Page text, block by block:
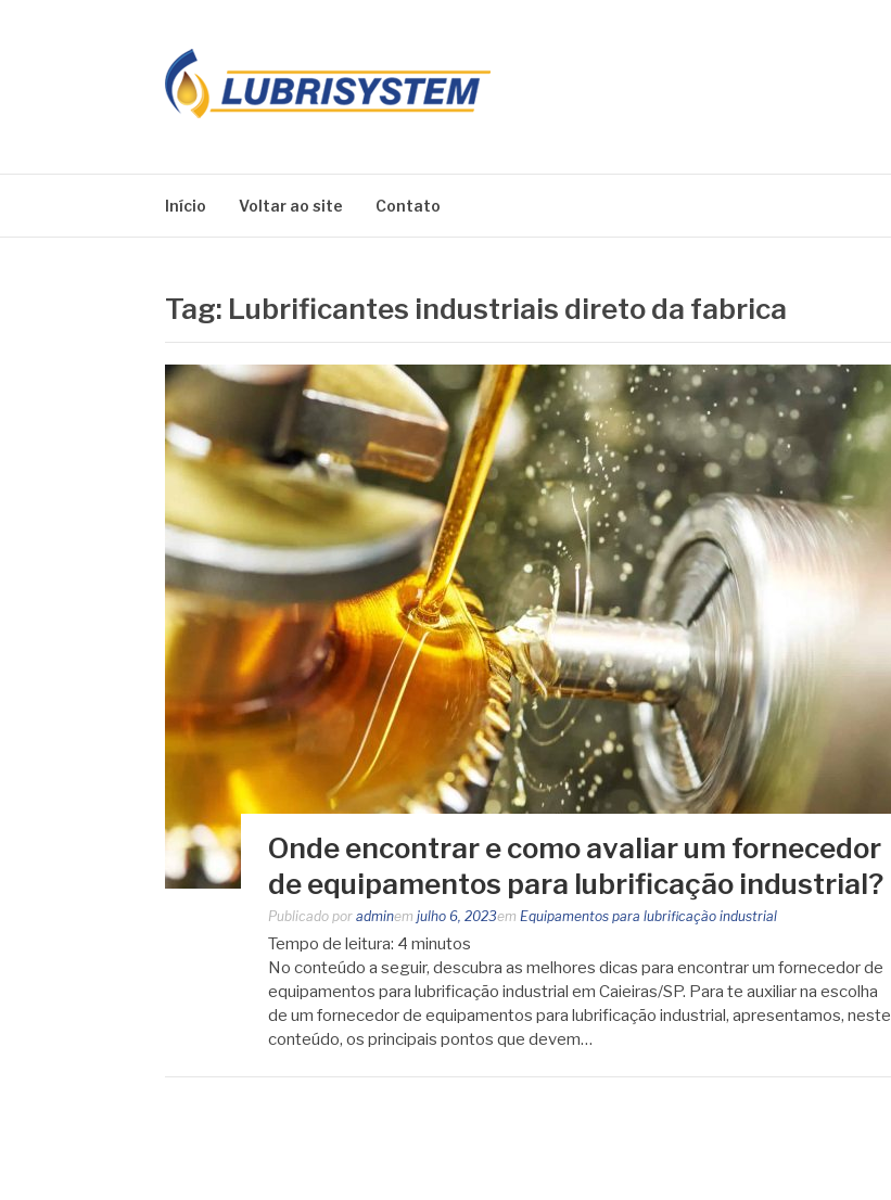
Início Voltar ao site Contato
Tag: Lubrificantes industriais direto da fabrica
Onde encontrar e como avaliar um fornecedor
de equipamentos para lubrificação industrial?
Publicado por adminem julho 6, 2023em Equipamentos para lubrificação industrial
Tempo de leitura: 4 minutos
No conteúdo a seguir, descubra as melhores dicas para encontrar um fornecedor de
equipamentos para lubrificação industrial em Caieiras/SP. Para te auxiliar na escolha
de um fornecedor de equipamentos para lubrificação industrial, apresentamos, neste
conteúdo, os principais pontos que devem…